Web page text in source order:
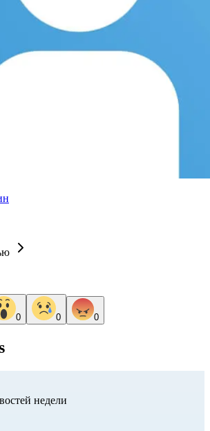
0 0 0
недели